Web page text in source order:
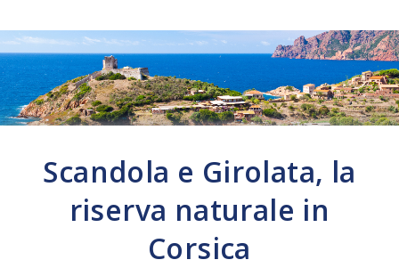
SERVIZI A BORDO
LA COMPAGNIA
Scandola e Girolata, la
riserva naturale in
Corsica